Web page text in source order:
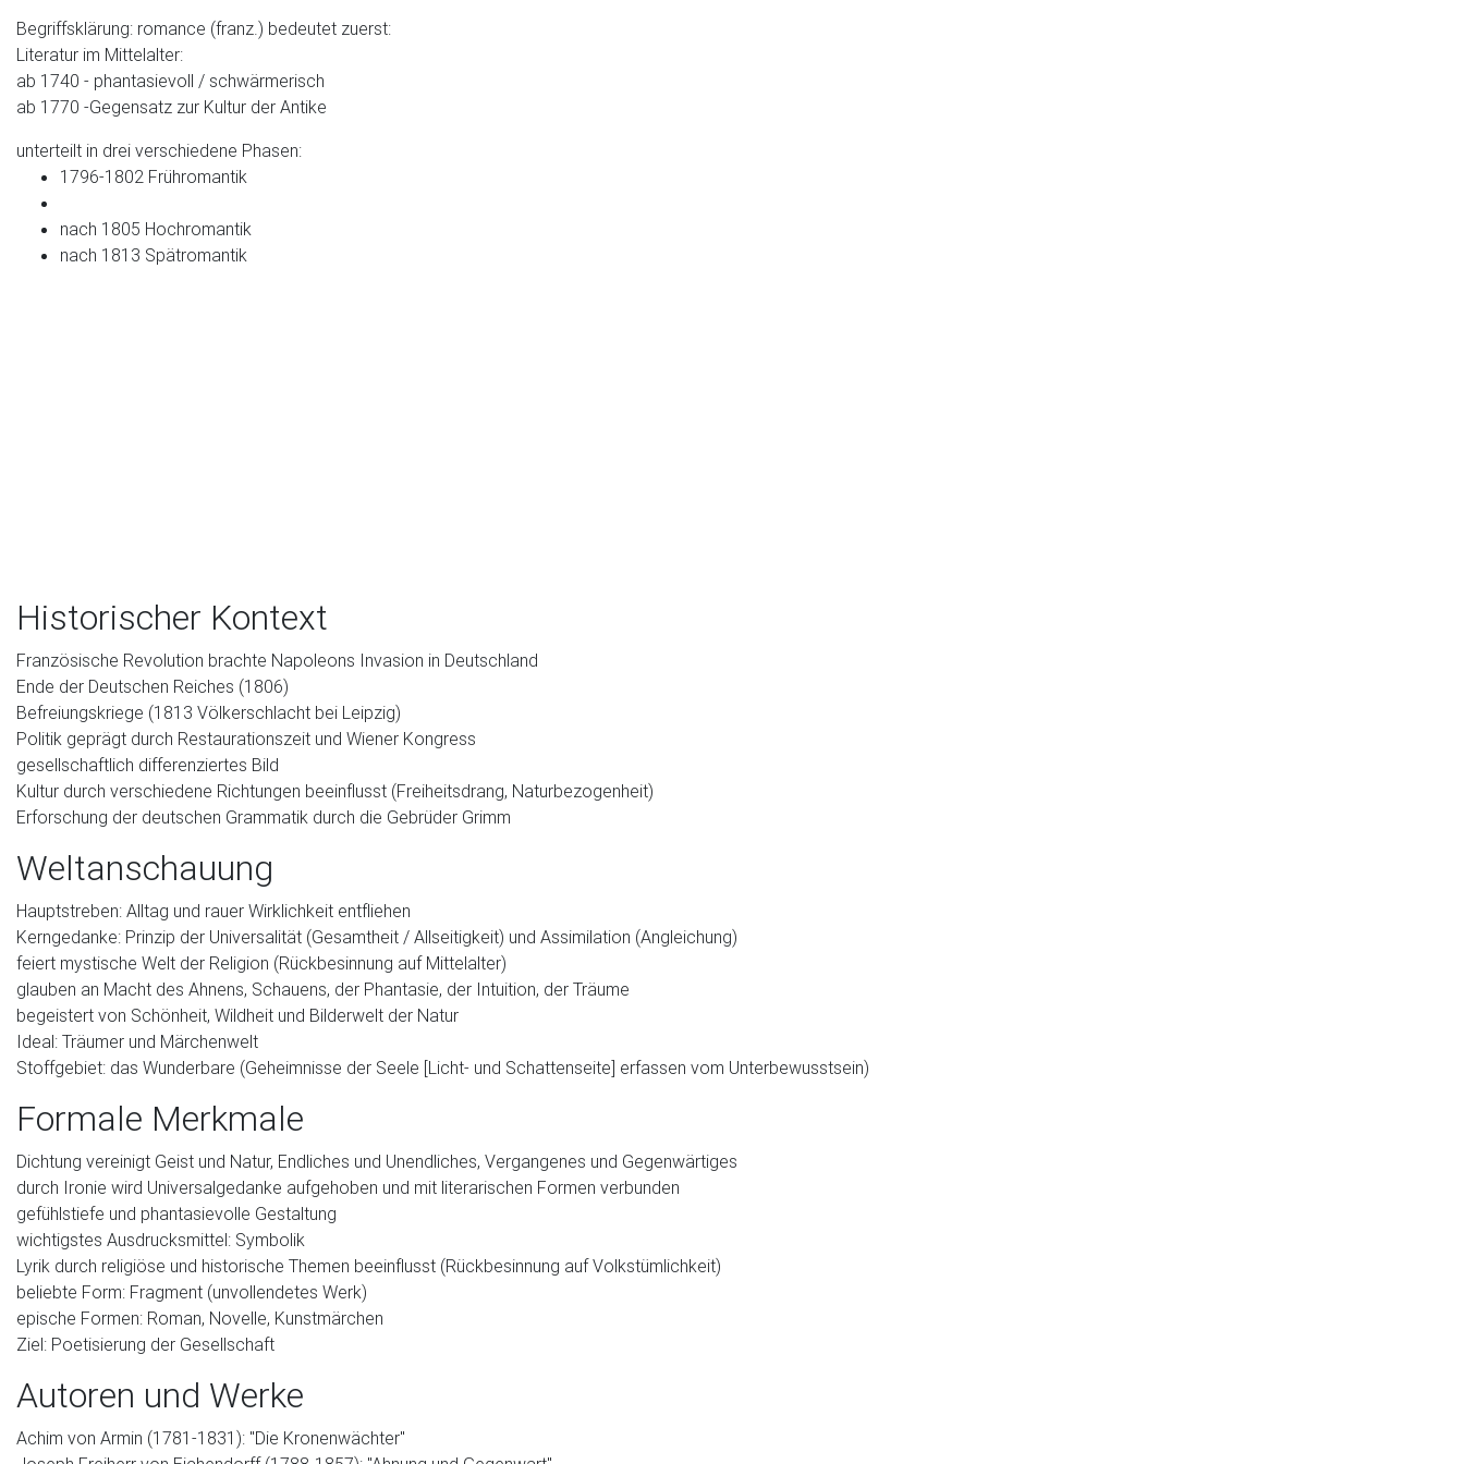
Begriffsklärung: romance (franz.) bedeutet zuerst:
Literatur im Mittelalter:
ab 1740 - phantasievoll / schwärmerisch
ab 1770 -Gegensatz zur Kultur der Antike
unterteilt in drei verschiedene Phasen:
1796-1802 Frühromantik
nach 1805 Hochromantik
nach 1813 Spätromantik
Historischer Kontext
Französische Revolution brachte Napoleons Invasion in Deutschland
Ende der Deutschen Reiches (1806)
Befreiungskriege (1813 Völkerschlacht bei Leipzig)
Politik geprägt durch Restaurationszeit und Wiener Kongress
gesellschaftlich differenziertes Bild
Kultur durch verschiedene Richtungen beeinflusst (Freiheitsdrang, Naturbezogenheit)
Erforschung der deutschen Grammatik durch die Gebrüder Grimm
Weltanschauung
Hauptstreben: Alltag und rauer Wirklichkeit entfliehen
Kerngedanke: Prinzip der Universalität (Gesamtheit / Allseitigkeit) und Assimilation (Angleichung)
feiert mystische Welt der Religion (Rückbesinnung auf Mittelalter)
glauben an Macht des Ahnens, Schauens, der Phantasie, der Intuition, der Träume
begeistert von Schönheit, Wildheit und Bilderwelt der Natur
Ideal: Träumer und Märchenwelt
Stoffgebiet: das Wunderbare (Geheimnisse der Seele [Licht- und Schattenseite] erfassen vom Unterbewusstsein)
Formale Merkmale
Dichtung vereinigt Geist und Natur, Endliches und Unendliches, Vergangenes und Gegenwärtiges
durch Ironie wird Universalgedanke aufgehoben und mit literarischen Formen verbunden
gefühlstiefe und phantasievolle Gestaltung
wichtigstes Ausdrucksmittel: Symbolik
Lyrik durch religiöse und historische Themen beeinflusst (Rückbesinnung auf Volkstümlichkeit)
beliebte Form: Fragment (unvollendetes Werk)
epische Formen: Roman, Novelle, Kunstmärchen
Ziel: Poetisierung der Gesellschaft
Autoren und Werke
Achim von Armin (1781-1831): "Die Kronenwächter"